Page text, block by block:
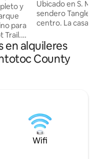
y
para
Trail.
o
Ubicado en S.
sendero
centro. La casa
encanto original
mezcla ecléctica
Relájate en el
la parte posterior
calle, por lo que
Situada a medio
en alquileres
County
Wifi